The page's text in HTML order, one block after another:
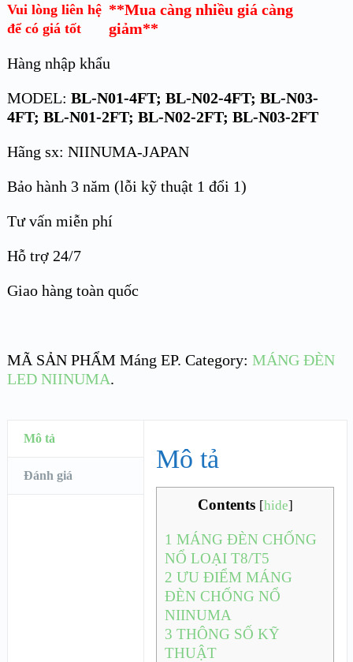
Vui lòng liên hệ
để có giá tốt
**Mua càng nhiều giá càng
giảm**
Hàng nhập khẩu
MODEL: BL-N01-4FT; BL-N02-4FT; BL-N03-
4FT; BL-N01-2FT; BL-N02-2FT; BL-N03-2FT
Hãng sx: NIINUMA-JAPAN
Bảo hành 3 năm (lỗi kỹ thuật 1 đổi 1)
Tư vấn miễn phí
Hỗ trợ 24/7
Giao hàng toàn quốc
MÃ SẢN PHẨM Máng EP. Category: MÁNG ĐÈN
LED NIINUMA.
Mô tả
Đánh giá
Mô tả
Contents [hide]
1 MÁNG ĐÈN CHỐNG
NỔ LOẠI T8/T5
2 ƯU ĐIỂM MÁNG
ĐÈN CHỐNG NỔ
NIINUMA
3 THÔNG SỐ KỸ
THUẬT